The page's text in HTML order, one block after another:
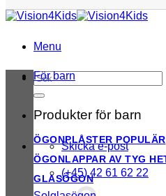
Menu
Sök
efter:
Skicka e-post
(+45) 42 61 62 22
För barn
Produkter för barn
ÖGONPLÅSTER
ÖGONLAPPAR AV TYG
GLASÖGON